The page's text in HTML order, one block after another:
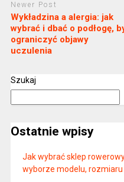
Newer Post
Wykładzina a alergia: jak
wybrać i dbać o podłogę,
ograniczyć objawy
uczulenia
Szukaj
Ostatnie wpisy
Jak wybrać sklep
wyborze modelu, rozmiaru